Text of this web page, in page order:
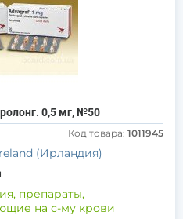
0,5 мг, №50
Код товара: 1011945
(Ирландия)
препараты,
на с-му крови